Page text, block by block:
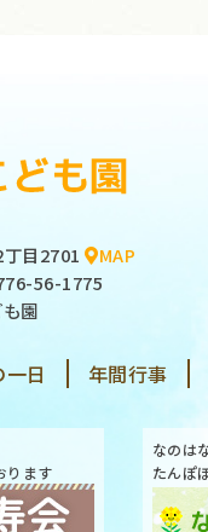
目2701
MAP
56-1775
園
日 年間行事
ります
なのは
たんぽ